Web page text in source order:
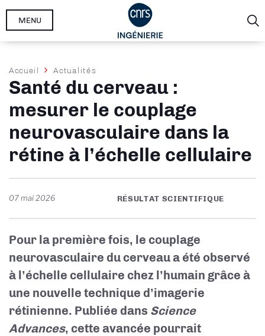
Aller
MENU
Fil
d'Ariane
Accueil Actualités
Santé du cerveau :
mesurer le couplage
neurovasculaire dans la
rétine à l’échelle cellulaire
07 mai 2026 RÉSULTAT SCIENTIFIQUE
Pour la première fois, le couplage
neurovasculaire du cerveau a été observé
à l’échelle cellulaire chez l’humain grâce à
une nouvelle technique d’imagerie
rétinienne. Publiée dans Science
Advances, cette avancée pourrait